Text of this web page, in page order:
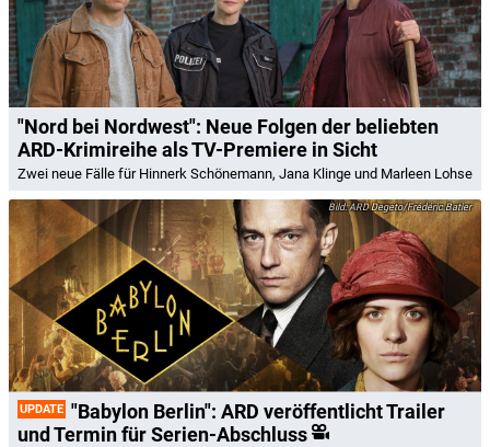
"Nord bei Nordwest": Neue Folgen der beliebten
ARD-Krimireihe als TV-Premiere in Sicht
Zwei neue Fälle für Hinnerk Schönemann, Jana Klinge und Marleen Lohse
ARD Degeto/Frédéric Batier
UPDATE "Babylon Berlin": ARD veröffentlicht Trailer
und Termin für Serien-Abschluss